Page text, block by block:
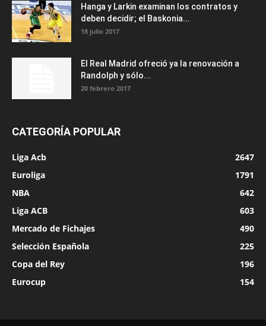
Hanga y Larkin examinan los contratos y
deben decidir; el Baskonia...
18 julio 2017
El Real Madrid ofreció ya la renovación a
Randolph y sólo...
20 febrero 2017
CATEGORÍA POPULAR
Liga Acb
2647
Euroliga
1791
NBA
642
Liga ACB
603
Mercado de Fichajes
490
Selección Española
225
Copa del Rey
196
Eurocup
154